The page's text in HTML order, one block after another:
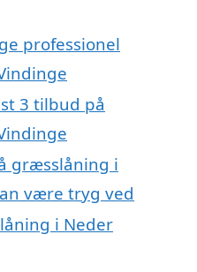
professionel
3 tilbud på
græsslåning i
være tryg ved
i Neder